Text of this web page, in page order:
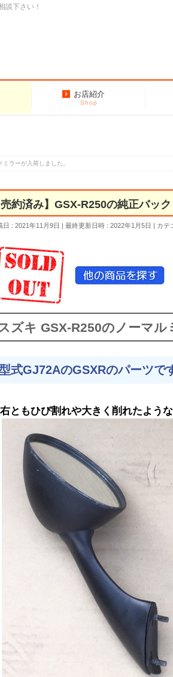
談下さい！
お店紹介
Shop
ラーが入荷しました。
売約済み】GSX-R250の純正バッ
日 : 2021年11月9日 最終更新日時 : 2022年1月5日 カテ
スズキ GSX-R250のノーマル
式GJ72AのGSXRのパーツで
ともひび割れや大きく削れたよう